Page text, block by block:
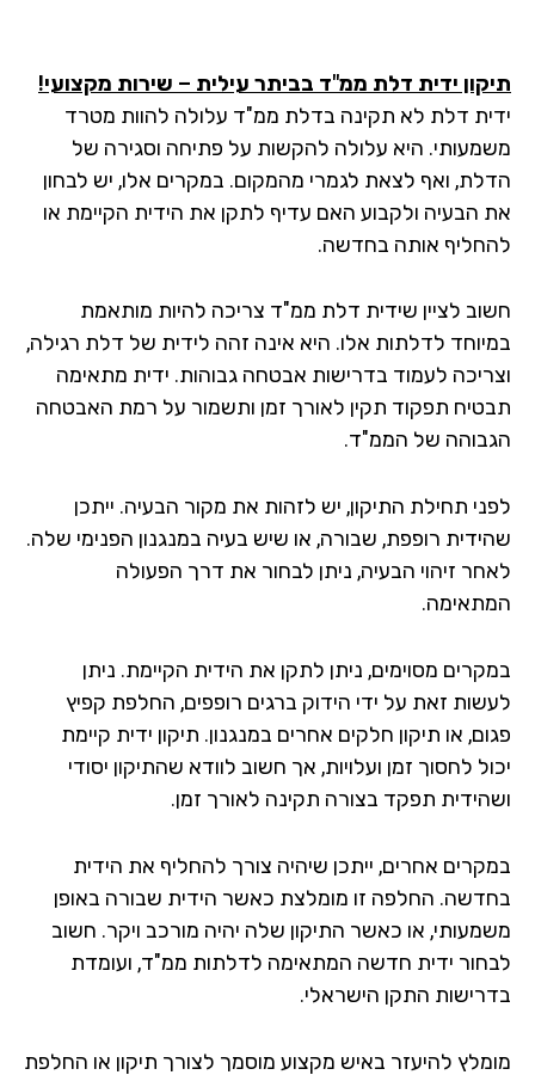
ידית דלת ממ"ד בביתר עילית – שירות מקצועי!
דלת לא תקינה בדלת ממ"ד עלולה להוות מטרד
היא עלולה להקשות על פתיחה וסגירה של
ואף לצאת לגמרי מהמקום. במקרים אלו, יש לבחון
הבעיה ולקבוע האם עדיף לתקן את הידית הקיימת או
אותה בחדשה.
לציין שידית דלת ממ"ד צריכה להיות מותאמת
לדלתות אלו. היא אינה זהה לידית של דלת רגילה,
לעמוד בדרישות אבטחה גבוהות. ידית מתאימה
תפקוד תקין לאורך זמן ותשמור על רמת האבטחה
של הממ"ד.
תחילת התיקון, יש לזהות את מקור הבעיה. ייתכן
רופפת, שבורה, או שיש בעיה במנגנון הפנימי שלה.
זיהוי הבעיה, ניתן לבחור את דרך הפעולה
מסוימים, ניתן לתקן את הידית הקיימת. ניתן
זאת על ידי הידוק ברגים רופפים, החלפת קפיץ
או תיקון חלקים אחרים במנגנון. תיקון ידית קיימת
לחסוך זמן ועלויות, אך חשוב לוודא שהתיקון יסודי
תפקד בצורה תקינה לאורך זמן.
אחרים, ייתכן שיהיה צורך להחליף את הידית
החלפה זו מומלצת כאשר הידית שבורה באופן
או כאשר התיקון שלה יהיה מורכב ויקר. חשוב
ידית חדשה המתאימה לדלתות ממ"ד, ועומדת
התקן הישראלי.
להיעזר באיש מקצוע מוסמך לצורך תיקון או החלפת